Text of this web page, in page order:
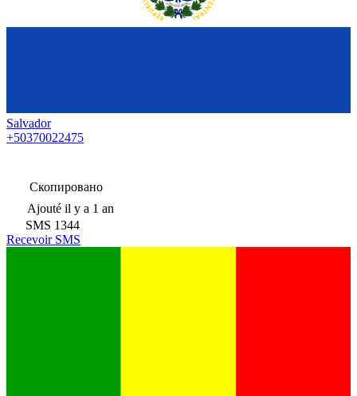
Salvador
+50370022475
Скопировано
Ajouté il y a 1 an
SMS 1344
Recevoir SMS